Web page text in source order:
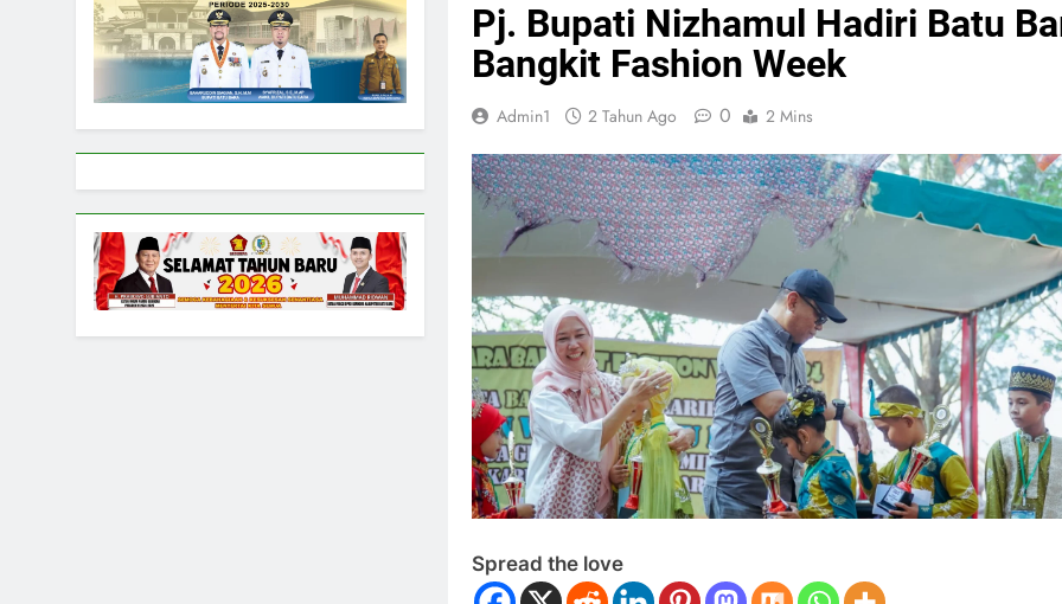
Pj. Bupati Nizhamul Hadiri Batu
Bangkit Fashion Week
Admin1 2 Tahun Ago 0 2 Mins
Spread the love